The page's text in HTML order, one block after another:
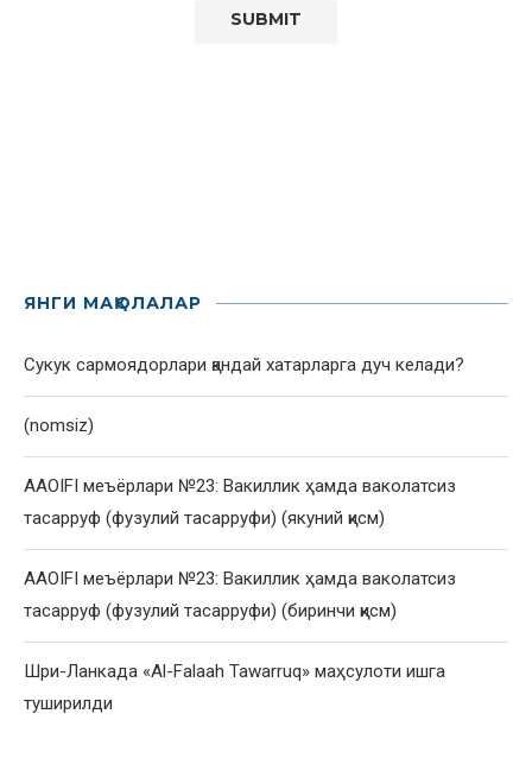
ЯНГИ МАҚОЛАЛАР
Сукук сармоядорлари қандай хатарларга дуч келади?
(nomsiz)
AAOIFI меъёрлари №23: Вакиллик ҳамда ваколатсиз
тасарруф (фузулий тасарруфи) (якуний қисм)
AAOIFI меъёрлари №23: Вакиллик ҳамда ваколатсиз
тасарруф (фузулий тасарруфи) (биринчи қисм)
Шри-Ланкада «Al-Falaah Tawarruq» маҳсулоти ишга
туширилди